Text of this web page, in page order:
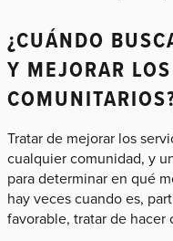
¿CUÁNDO
Y MEJORAR
Tratar de mejorar los
cualquier comunidad, y
para determinar en qué
hay veces cuando es,
favorable, tratar de hacer